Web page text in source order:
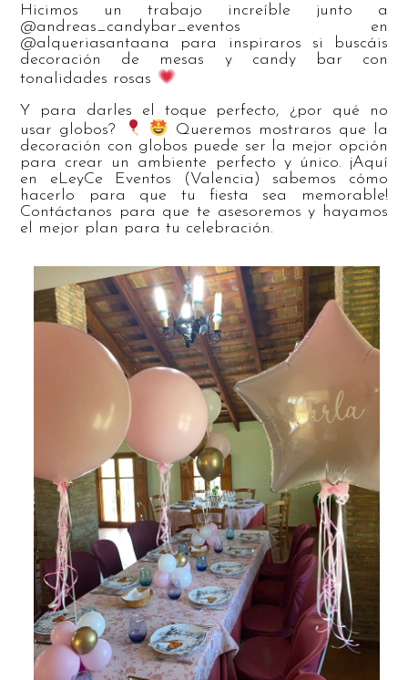
Hicimos un trabajo increíble junto a
@andreas_candybar_eventos en
@alqueriasantaana para inspiraros si buscáis
decoración de mesas y candy bar con
tonalidades rosas
Y para darles el toque perfecto, ¿por qué no
usar globos?
Queremos mostraros que la
decoración con globos puede ser la mejor opción
para crear un ambiente perfecto y único. ¡Aquí
en eLeyCe Eventos (Valencia) sabemos cómo
hacerlo para que tu fiesta sea memorable!
Contáctanos para que te asesoremos y hayamos
el mejor plan para tu celebración.